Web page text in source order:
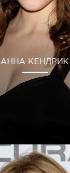
АННА КЕНДРИК